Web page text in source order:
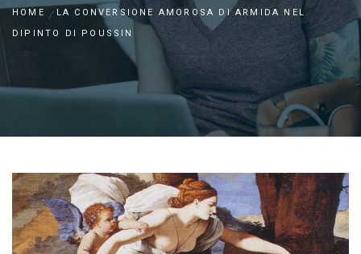
HOME
LA CONVERSIONE AMOROSA DI ARMIDA NEL
DIPINTO DI POUSSIN